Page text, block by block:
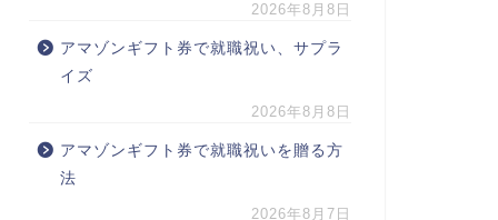
2026年8月8日
アマゾンギフト券で就職祝い、サプラ
イズ
2026年8月8日
アマゾンギフト券で就職祝いを贈る方
法
2026年8月7日